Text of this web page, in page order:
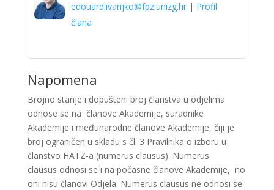
edouard.ivanjko@fpz.unizg.hr| Profil
člana
Napomena
Brojno stanje i dopušteni broj članstva u odjelima
odnose se na članove Akademije, suradnike
Akademije i međunarodne članove Akademije, čiji je
broj ograničen u skladu s čl. 3 Pravilnika o izboru u
članstvo HATZ-a (numerus clausus). Numerus
clausus odnosi se i na počasne članove Akademije, no
oni nisu članovi Odjela. Numerus clausus ne odnosi se